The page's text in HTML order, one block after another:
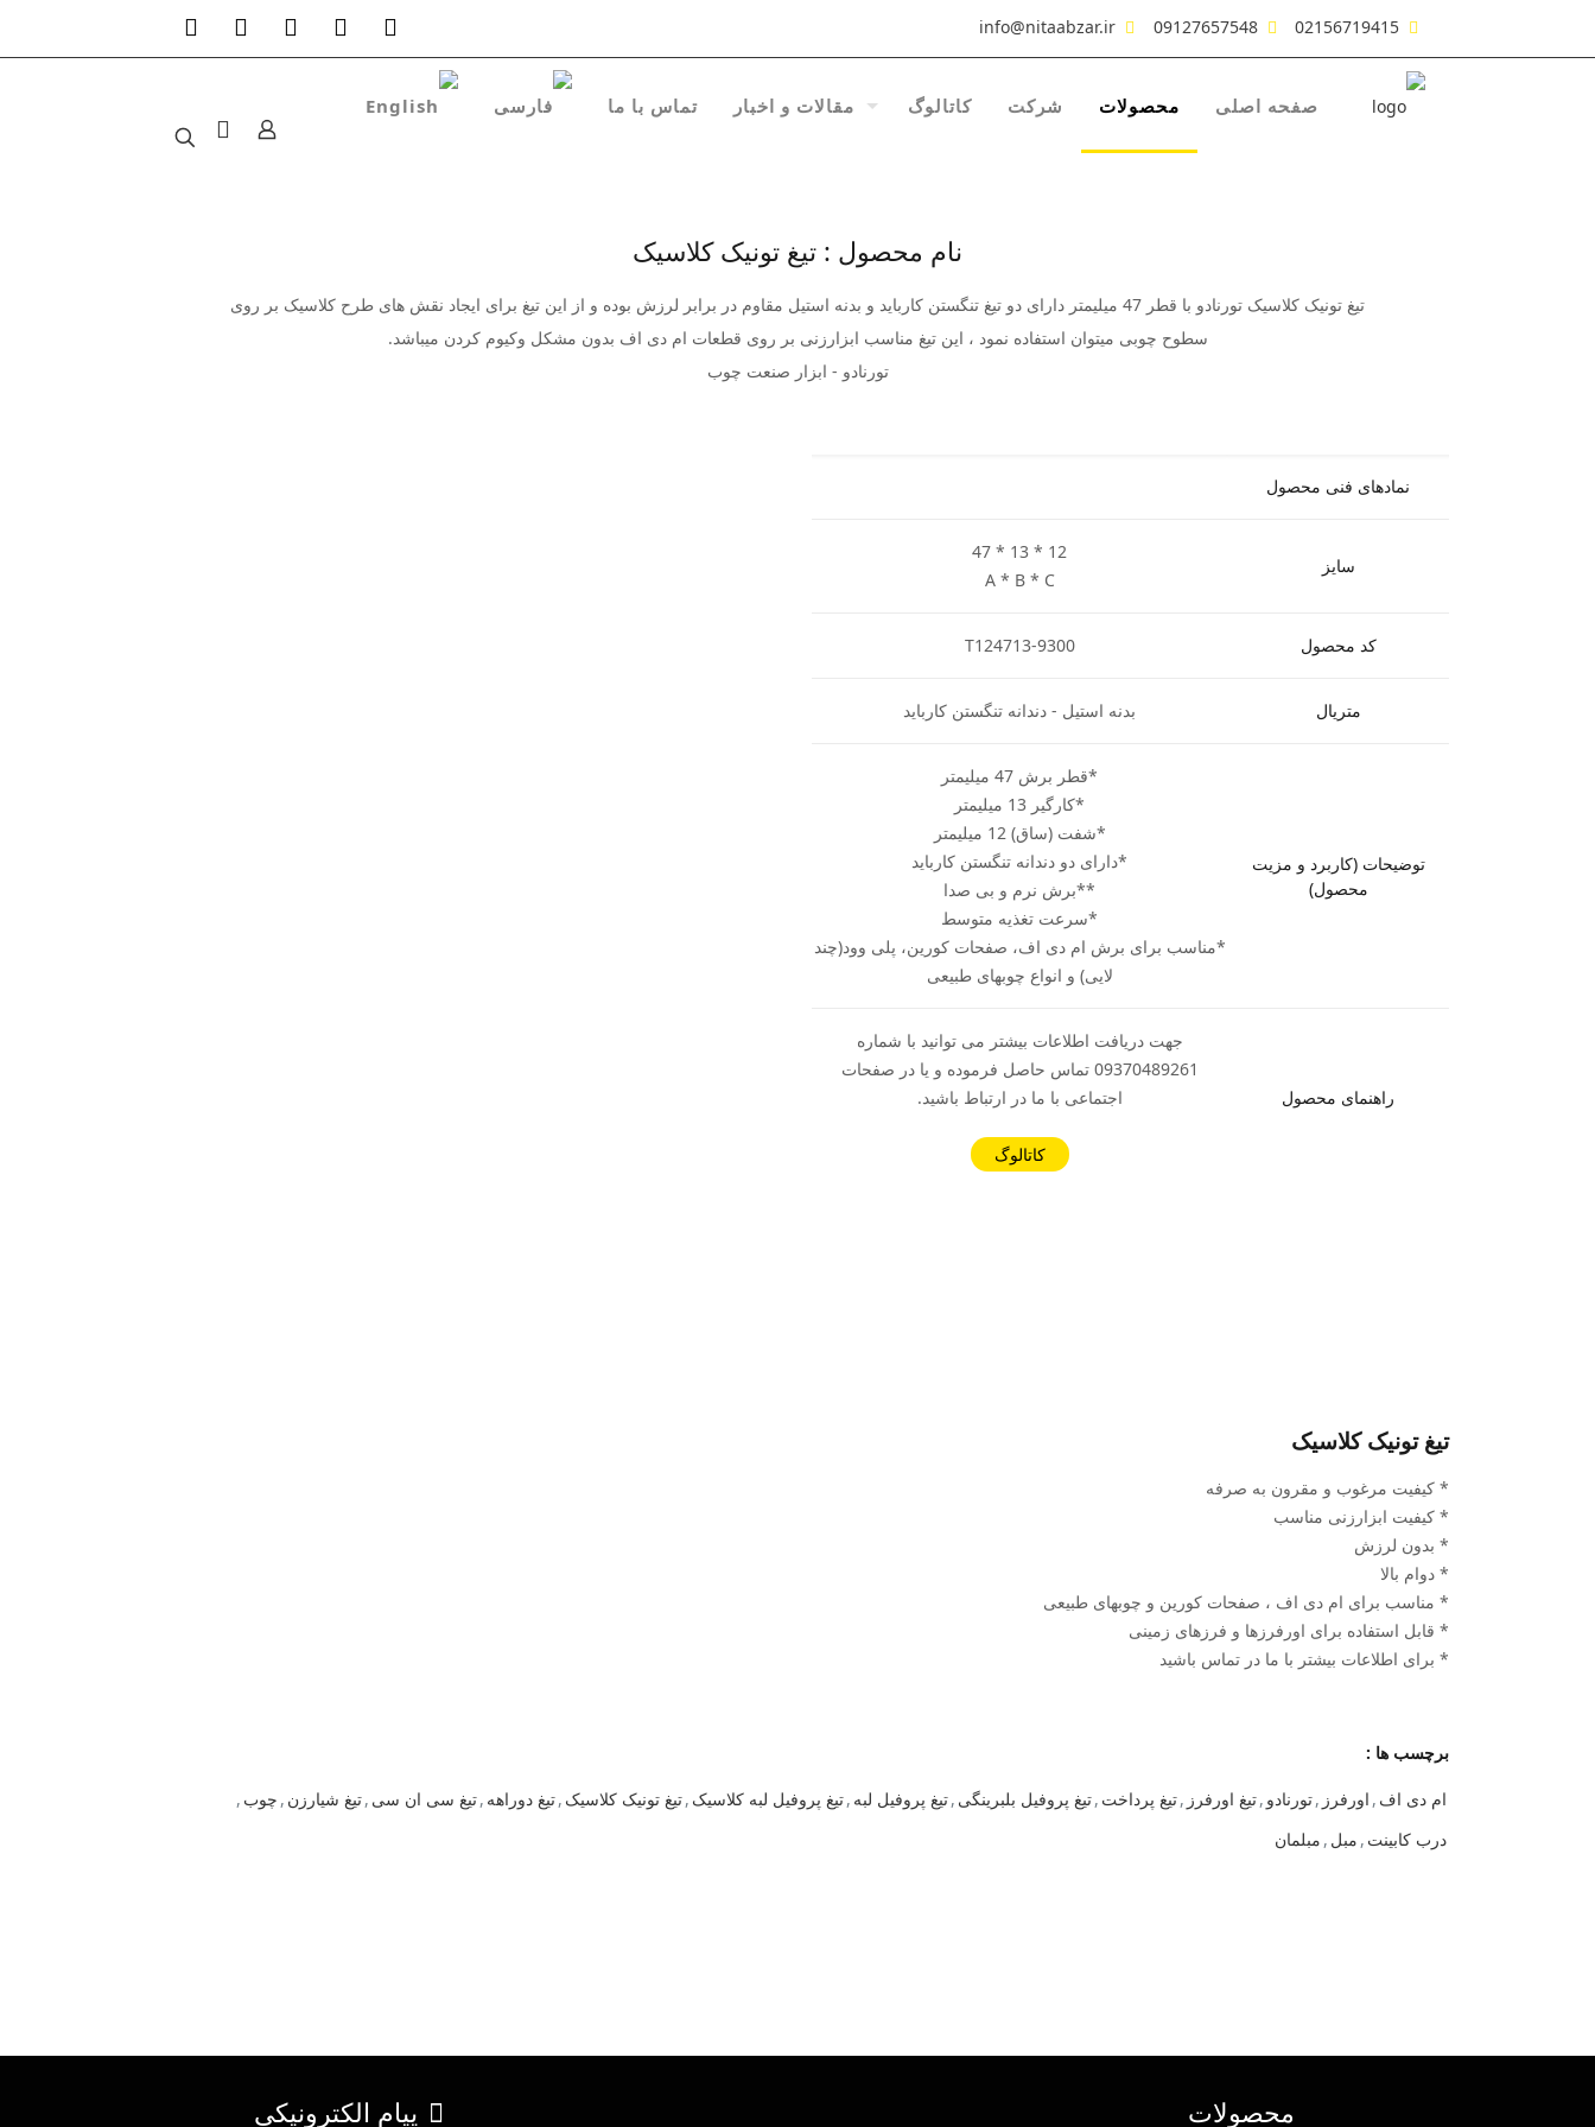
02156719415
09127657548
info@nitaabzar.ir
صفحه اصلی محصولات شرکت کاتالوگ مقالات و اخبار تماس با ما
نام محصول : تیغ تونیک کلاسیک
تیغ تونیک کلاسیک تورنادو با قطر 47 میلیمتر دارای دو تیغ تنگستن کارباید و بدنه استیل مقاوم در برابر لرزش بوده و از این تیغ برای ایجاد نقش های طرح کلاسیک بر روی
سطوح چوبی میتوان استفاده نمود ، این تیغ مناسب ابزارزنی بر روی قطعات ام دی اف بدون مشکل وکیوم کردن میباشد.
تورنادو - ابزار صنعت چوب
نمادهای فنی محصول
سایز
47 * 13 * 12
A * B * C
کد محصول T124713-9300
متریال بدنه استیل - دندانه تنگستن کارباید
توضیحات (کاربرد و مزیت
محصول)
*قطر برش 47 میلیمتر
*کارگیر 13 میلیمتر
*شفت (ساق) 12 میلیمتر
*دارای دو دندانه تنگستن کارباید
**برش نرم و بی صدا
*سرعت تغذیه متوسط
*مناسب برای برش ام دی اف، صفحات کورین، پلی وود(چند
لایی) و انواع چوبهای طبیعی
راهنمای محصول
جهت دریافت اطلاعات بیشتر می توانید با شماره
09370489261 تماس حاصل فرموده و یا در صفحات
اجتماعی با ما در ارتباط باشید.
کاتالوگ
تیغ تونیک کلاسیک
* کیفیت مرغوب و مقرون به صرفه
* کیفیت ابزارزنی مناسب
* بدون لرزش
* دوام بالا
* مناسب برای ام دی اف ، صفحات کورین و چوبهای طبیعی
* قابل استفاده برای اورفرزها و فرزهای زمینی
* برای اطلاعات بیشتر با ما در تماس باشید
برچسب ها :
ام دی اف , اورفرز ,تورنادو ,تیغ اورفرز ,تیغ پرداخت ,تیغ پروفیل بلبرینگی ,تیغ پروفیل لبه ,تیغ پروفیل لبه کلاسیک ,تیغ تونیک کلاسیک ,تیغ دوراهه ,تیغ سی ان سی ,تیغ شیارزن , چوب ,
درب کابینت , مبل , مبلمان
محصولات پیام الکترونیکی